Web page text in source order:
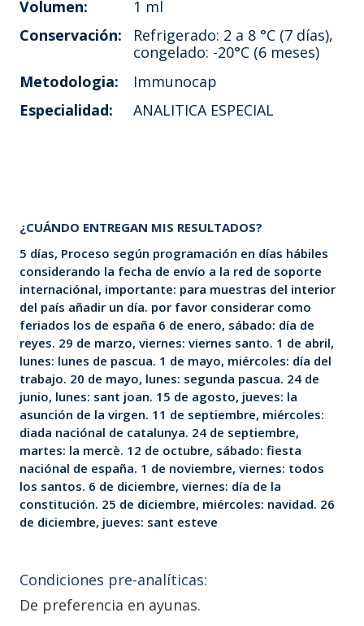
Volumen:
1 ml
Conservación:
Refrigerado: 2 a 8 °C (7 días),
congelado: -20°C (6 meses)
Metodologia:
Immunocap
Especialidad:
ANALITICA ESPECIAL
¿CUÁNDO ENTREGAN MIS RESULTADOS?
5 días, Proceso según programación en días hábiles
considerando la fecha de envío a la red de soporte
internaciónal, importante: para muestras del interior
del país añadir un día. por favor considerar como
feriados los de españa 6 de enero, sábado: día de
reyes. 29 de marzo, viernes: viernes santo. 1 de abril,
lunes: lunes de pascua. 1 de mayo, miércoles: día del
trabajo. 20 de mayo, lunes: segunda pascua. 24 de
junio, lunes: sant joan. 15 de agosto, jueves: la
asunción de la virgen. 11 de septiembre, miércoles:
diada naciónal de catalunya. 24 de septiembre,
martes: la mercè. 12 de octubre, sábado: fiesta
naciónal de españa. 1 de noviembre, viernes: todos
los santos. 6 de diciembre, viernes: día de la
constitución. 25 de diciembre, miércoles: navidad. 26
de diciembre, jueves: sant esteve
Condiciones pre-analíticas:
De preferencia en ayunas.